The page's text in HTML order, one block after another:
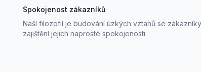
Spokojenost zákazníků
Naší filozofií je budování úzkých vztahů se
zajištění jejich naprosté spokojenosti.